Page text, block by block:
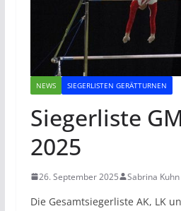
NEWS SIEGERLISTEN GERÄTTURNEN
Siegerliste
2025
26. September 2025 Sabrina Kuhn
Die Gesamtsiegerliste AK, LK